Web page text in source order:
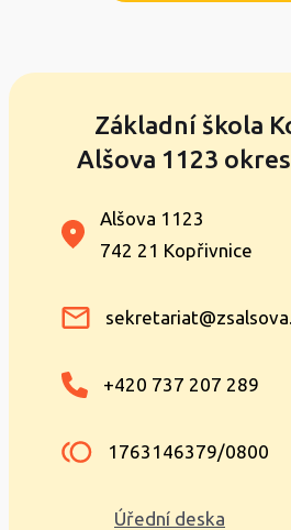
Základní škola
Alšova 1123
Alšova 1123
742 21 Kopřivnice
+420 737 207 289
1763146379/0800
Úřední deska